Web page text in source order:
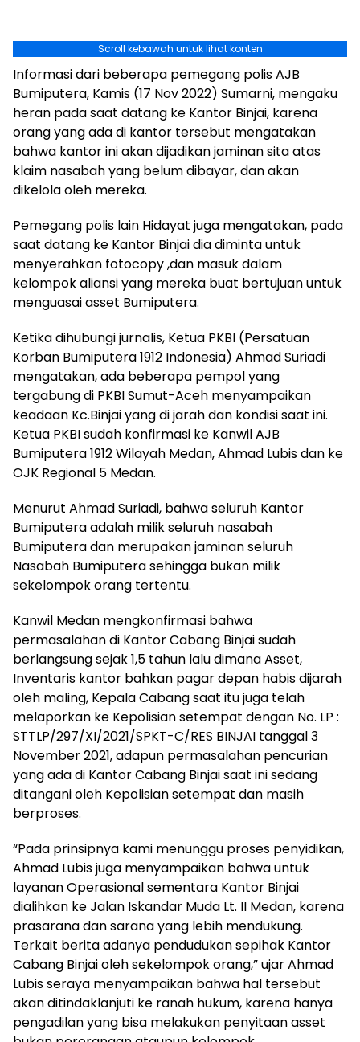
Scroll kebawah untuk lihat konten
Informasi dari beberapa pemegang polis AJB
Bumiputera, Kamis (17 Nov 2022) Sumarni, mengaku
heran pada saat datang ke Kantor Binjai, karena
orang yang ada di kantor tersebut mengatakan
bahwa kantor ini akan dijadikan jaminan sita atas
klaim nasabah yang belum dibayar, dan akan
dikelola oleh mereka.
Pemegang polis lain Hidayat juga mengatakan, pada
saat datang ke Kantor Binjai dia diminta untuk
menyerahkan fotocopy ,dan masuk dalam
kelompok aliansi yang mereka buat bertujuan untuk
menguasai asset Bumiputera.
Ketika dihubungi jurnalis, Ketua PKBI (Persatuan
Korban Bumiputera 1912 Indonesia) Ahmad Suriadi
mengatakan, ada beberapa pempol yang
tergabung di PKBI Sumut-Aceh menyampaikan
keadaan Kc.Binjai yang di jarah dan kondisi saat ini.
Ketua PKBI sudah konfirmasi ke Kanwil AJB
Bumiputera 1912 Wilayah Medan, Ahmad Lubis dan ke
OJK Regional 5 Medan.
Menurut Ahmad Suriadi, bahwa seluruh Kantor
Bumiputera adalah milik seluruh nasabah
Bumiputera dan merupakan jaminan seluruh
Nasabah Bumiputera sehingga bukan milik
sekelompok orang tertentu.
Kanwil Medan mengkonfirmasi bahwa
permasalahan di Kantor Cabang Binjai sudah
berlangsung sejak 1,5 tahun lalu dimana Asset,
Inventaris kantor bahkan pagar depan habis dijarah
oleh maling, Kepala Cabang saat itu juga telah
melaporkan ke Kepolisian setempat dengan No. LP :
STTLP/297/XI/2021/SPKT-C/RES BINJAI tanggal 3
November 2021, adapun permasalahan pencurian
yang ada di Kantor Cabang Binjai saat ini sedang
ditangani oleh Kepolisian setempat dan masih
berproses.
“Pada prinsipnya kami menunggu proses penyidikan,
Ahmad Lubis juga menyampaikan bahwa untuk
layanan Operasional sementara Kantor Binjai
dialihkan ke Jalan Iskandar Muda Lt. II Medan, karena
prasarana dan sarana yang lebih mendukung.
Terkait berita adanya pendudukan sepihak Kantor
Cabang Binjai oleh sekelompok orang,” ujar Ahmad
Lubis seraya menyampaikan bahwa hal tersebut
akan ditindaklanjuti ke ranah hukum, karena hanya
pengadilan yang bisa melakukan penyitaan asset